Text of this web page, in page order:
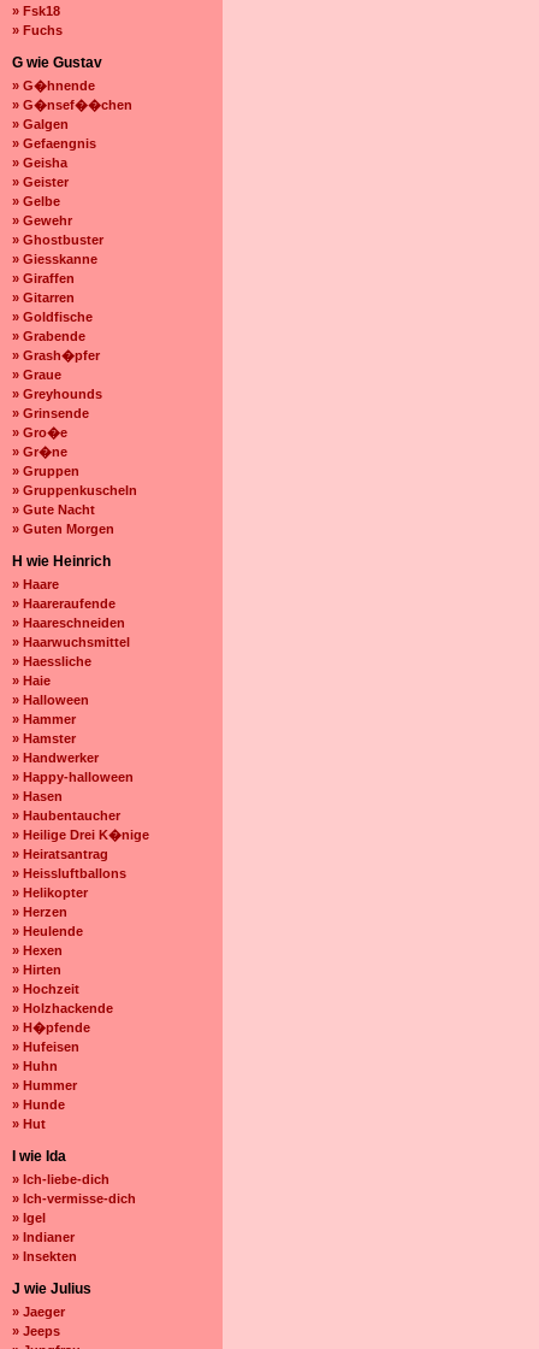
» Fsk18
» Fuchs
G wie Gustav
» G�hnende
» G�nsef��chen
» Galgen
» Gefaengnis
» Geisha
» Geister
» Gelbe
» Gewehr
» Ghostbuster
» Giesskanne
» Giraffen
» Gitarren
» Goldfische
» Grabende
» Grash�pfer
» Graue
» Greyhounds
» Grinsende
» Gro�e
» Gr�ne
» Gruppen
» Gruppenkuscheln
» Gute Nacht
» Guten Morgen
H wie Heinrich
» Haare
» Haareraufende
» Haareschneiden
» Haarwuchsmittel
» Haessliche
» Haie
» Halloween
» Hammer
» Hamster
» Handwerker
» Happy-halloween
» Hasen
» Haubentaucher
» Heilige Drei K�nige
» Heiratsantrag
» Heissluftballons
» Helikopter
» Herzen
» Heulende
» Hexen
» Hirten
» Hochzeit
» Holzhackende
» H�pfende
» Hufeisen
» Huhn
» Hummer
» Hunde
» Hut
I wie Ida
» Ich-liebe-dich
» Ich-vermisse-dich
» Igel
» Indianer
» Insekten
J wie Julius
» Jaeger
» Jeeps